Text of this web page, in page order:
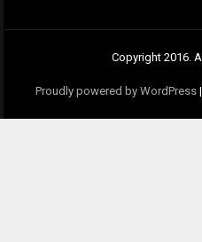
Copyright 2016.
Proudly powered by WordPress |